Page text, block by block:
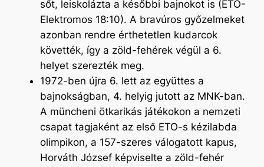
sőt, leiskolázta a későbbi bajnokot is (ETO-
Elektromos 18:10). A bravúros győzelmeket
azonban rendre érthetetlen kudarcok
követték, így a zöld-fehérek végül a 6.
helyet szerezték meg.
1972-ben újra 6. lett az együttes a
bajnokságban, 4. helyig jutott az MNK-ban.
A müncheni ötkarikás játékokon a nemzeti
csapat tagjaként az első ETO-s kézilabda
olimpikon, a 157-szeres válogatott kapus,
Horváth József képviselte a zöld-fehér